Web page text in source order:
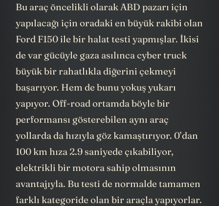
Çekme gücüyle ilgili bir test daha yapıldı.
Bu araç öncelikli olarak ABD pazarı için
yapılacağı için oradaki en büyük rakibi olan
Ford F150 ile bir halat testi yapmışlar. İkisi
de var gücüyle gaza asılınca cyber truck
büyük bir rahatlıkla diğerini çekmeyi
başarıyor. Hem de bunu yokuş yukarı
yapıyor. Off-road ortamda böyle bir
performansı gösterebilen aynı araç
yollarda da hızıyla göz kamaştırıyor. 0’dan
100 km hıza 2.9 saniyede çıkabiliyor,
elektrikli bir motora sahip olmasının
avantajıyla. Bu testi de normalde tamamen